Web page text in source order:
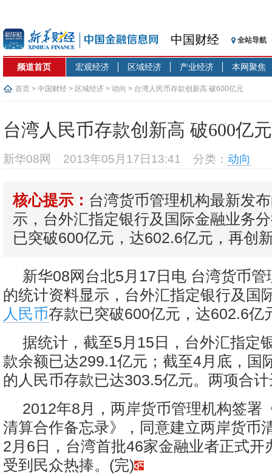
中国财经 全站导航
频道首页 宏观经济 区域经济 产业经济 本网聚焦
首页 > 中国财经 > 区域经济 > 动向 > 台湾人民币存款创新高 破600亿元
台湾人民币存款创新高 破600亿元
新华08网 2013年05月17日13:41 分类： 动向
核心提示： 台湾货币管理机构最新发
示，台外汇指定银行及国际金融业务
已突破600亿元，达602.6亿元，再创
新华08网台北5月17日电 台湾货币
的统计资料显示，台外汇指定银行及国
人民币存款已突破600亿元，达602.6亿
据统计，截至5月15日，台外汇指定
款余额已达299.1亿元；截至4月底，国
的人民币存款已达303.5亿元。两项合
2012年8月，两岸货币管理机构签署
清算合作备忘录》，同意建立两岸货币
2月6日，台湾首批46家金融业者正式开
受到民众热捧。(完)